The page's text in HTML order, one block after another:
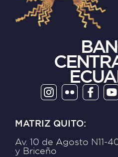
MATRIZ QUITO:
Av. 10 de Agosto N11-
y Briceño